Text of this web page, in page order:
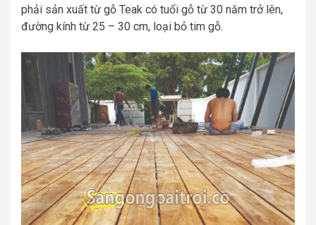
phải sản xuất từ gỗ Teak có tuổi gỗ từ 30 năm trở lên,
đường kính từ 25 – 30 cm, loại bỏ tim gỗ.